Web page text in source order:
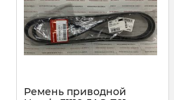
Ремень приводной